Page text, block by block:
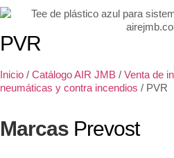
PVR
Inicio / Catálogo AIR JMB / Venta de
neumáticas y contra incendios / PVR
Marcas Prevost